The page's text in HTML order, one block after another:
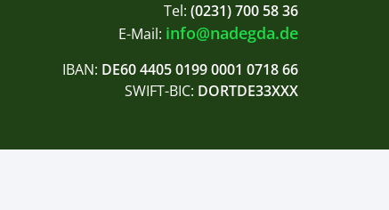
Tel: (0231) 700 58 36
E-Mail: info@nadegda.de
IBAN: DE60 4405 0199 0001 0718 66
SWIFT-BIC: DORTDE33XXX